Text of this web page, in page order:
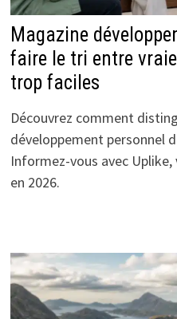
Magazine
faire le tri entre
trop faciles
Découvrez comment
développement personnel
Informez-vous avec
en 2026.